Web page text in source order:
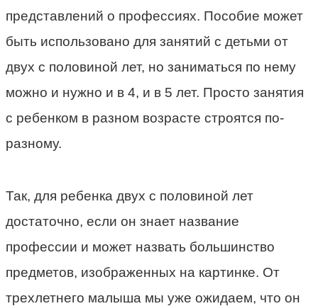
представлений о профессиях. Пособие может
быть использовано для занятий с детьми от
двух с половиной лет, но заниматься по нему
можно и нужно и в 4, и в 5 лет. Просто занятия
с ребенком в разном возрасте строятся по-
разному.
Так, для ребенка двух с половиной лет
достаточно, если он знает название
профессии и может назвать большинство
предметов, изображенных на картинке. От
трехлетнего малыша мы уже ожидаем, что он